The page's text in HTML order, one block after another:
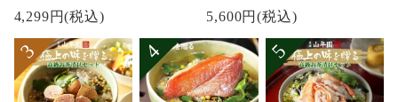
4,299円(税込)
5,600円(税込)